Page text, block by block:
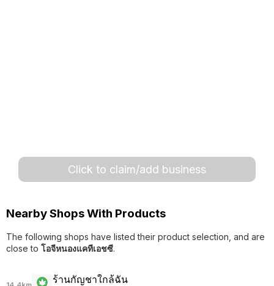
Click to claim/add business
Nearby Shops With Products
The following shops have listed their product selection, and are
close to โอจีหนองแคทีเอชซี.
ร้านกัญชาใกล้ฉัน